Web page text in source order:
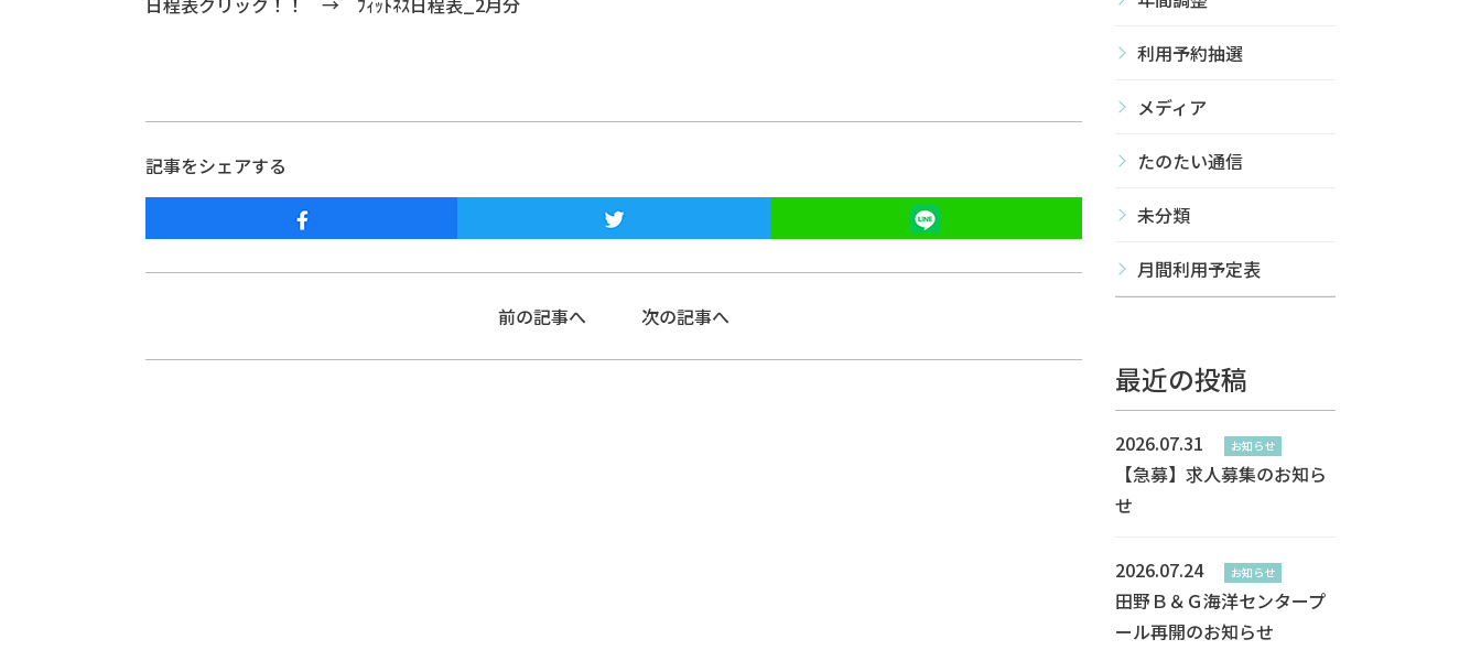
記事をシェアする
前の記事へ 次の記事へ
利用予約抽選
メディア
たのたい通信
未分類
月間利用予定表
最近の投稿
2026.07.31 お知らせ
【急募】求人募集のお知ら
せ
2026.07.24 お知らせ
田野Ｂ＆Ｇ海洋センタープ
ール再開のお知らせ